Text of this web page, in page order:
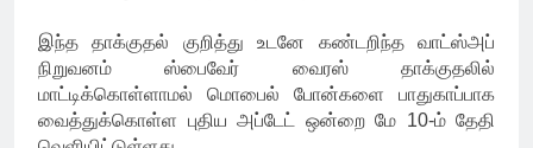
இந்த தாக்குதல் குறித்து உடனே கண்டறிந்த வாட்ஸ்அப்
நிறுவனம் ஸ்பைவேர் வைரஸ் தாக்குதலில்
மாட்டிக்கொள்ளாமல் மொபைல் போன்களை பாதுகாப்பாக
வைத்துக்கொள்ள புதிய அப்டேட் ஒன்றை மே 10-ம் தேதி